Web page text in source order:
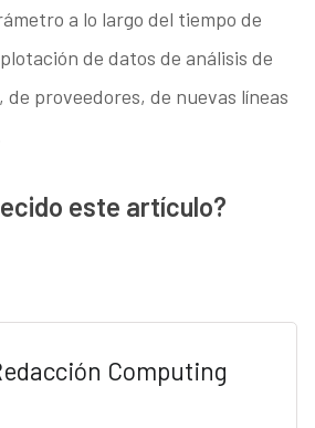
a lo largo del tiempo de
de datos de análisis de
de proveedores, de nuevas líneas
este artículo?
Computing